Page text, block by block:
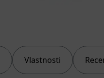
Vlastnosti